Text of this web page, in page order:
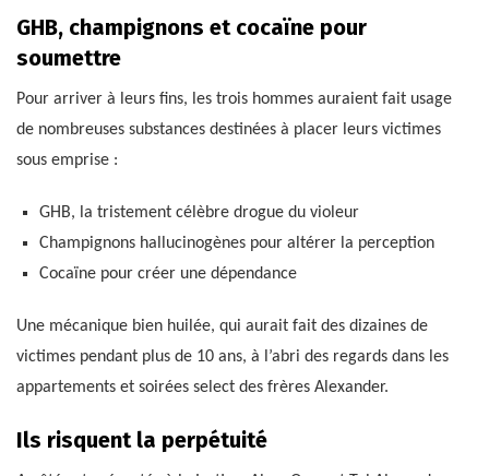
GHB, champignons et cocaïne pour
soumettre
Pour arriver à leurs fins, les trois hommes auraient fait usage
de nombreuses substances destinées à placer leurs victimes
sous emprise :
GHB, la tristement célèbre drogue du violeur
Champignons hallucinogènes pour altérer la perception
Cocaïne pour créer une dépendance
Une mécanique bien huilée, qui aurait fait des dizaines de
victimes pendant plus de 10 ans, à l’abri des regards dans les
appartements et soirées select des frères Alexander.
Ils risquent la perpétuité